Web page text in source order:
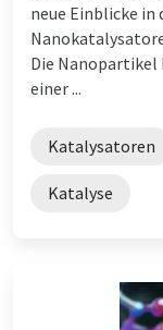
neue Einblicke in
Die
einer ...
Katalysatoren
Katalyse